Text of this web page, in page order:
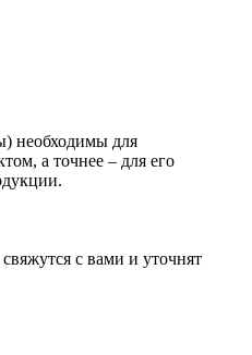
необходимы для
а точнее – для его
с вами и уточнят